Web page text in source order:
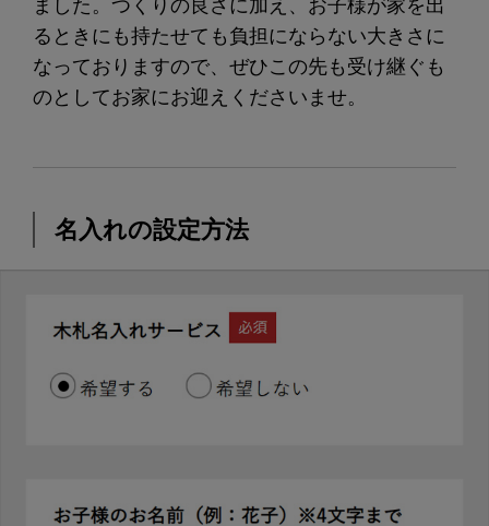
ました。つくりの良さに加え、お子様が家を出
るときにも持たせても負担にならない大きさに
なっておりますので、ぜひこの先も受け継ぐも
のとしてお家にお迎えくださいませ。
名入れの設定方法